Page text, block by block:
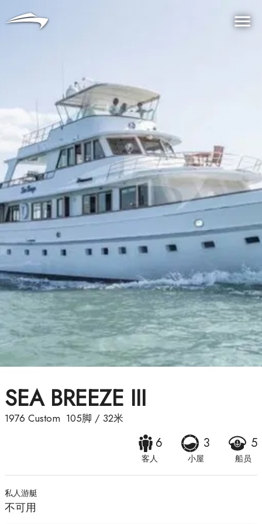
SEA BREEZE III
1976 Custom 105脚 / 32米
6
客人
3
小屋
5
船员
私人游艇
不可用